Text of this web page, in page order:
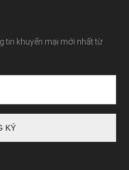
tin khuyến mại mới nhất từ